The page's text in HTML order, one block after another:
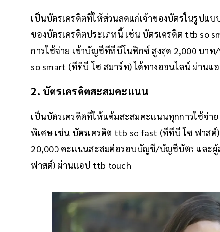
เป็นบัตรเครดิตที่ให้ส่วนลดแก่เจ้าของบัตรในรูปแ
ของบัตรเครดิตประเภทนี้ เช่น บัตรเครดิต ttb so
การใช้จ่าย เข้าบัญชีทีทีบีโนฟิกซ์ สูงสุด 2,000 บา
so smart (ทีทีบี โซ สมาร์ท) ได้ทางออนไลน์ ผ่านแ
2. บัตรเครดิตสะสมคะแนน
เป็นบัตรเครดิตที่ให้แต้มสะสมคะแนนทุกการใช้จ่า
พิเศษ เช่น บัตรเครดิต ttb so fast (ทีทีบี โซ ฟาส
20,000 คะแนนสะสมต่อรอบบัญชี/บัญชีบัตร และผู้
ฟาสต์) ผ่านแอป ttb touch